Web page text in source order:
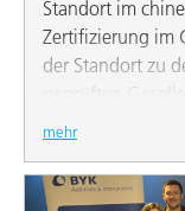
Standort im
Zertifizierung im
der Standort zu
geprüften
Leistung der
Eine zweite gute
Niederlanden:
mehr